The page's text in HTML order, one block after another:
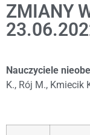
ZMIANY
Nauczyciele
K., Rój M., Kmiecik